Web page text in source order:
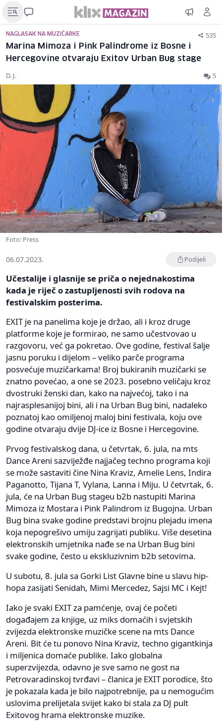
NAGLASAK NA MUZIČARKE 535
Marina Mimoza i Pink Palindrome iz Bosne i
Hercegovine otvaraju Exitov Urban Bug stage
D. J. 5
Foto: Press
06.07.2023. Podijeli
Učestalije i glasnije se priča o nejednakostima
kada je riječ o zastupljenosti svih rodova na
festivalskim posterima.
EXIT je na panelima koje je držao, ali i kroz druge
platforme koje je formirao, ne samo učestvovao u
razgovoru, već ga pokretao. Ove godine, festival šalje
jasnu poruku i dijelom – veliko parče programa
posvećuje muzičarkama! Broj bukiranih muzičarki se
znatno povećao, a one se 2023. posebno veličaju kroz
dvostruki ženski dan, kako na najvećoj, tako i na
najrasplesanijoj bini, ali i na Urban Bug bini, nadaleko
poznatoj kao omiljenoj maloj bini festivala, koju ove
godine otvaraju dvije DJ-ice iz Bosne i Hercegovine.
Prvog festivalskog dana, u četvrtak, 6. jula, na mts
Dance Areni sazviježđe najjačeg techno programa koji
se može sastaviti čine Nina Kraviz, Amelie Lens, Indira
Paganotto, Tijana T, Vylana, Lanna i Miju. U četvrtak, 6.
jula, će na Urban Bug stageu b2b nastupiti Marina
Mimoza iz Mostara i Pink Palindrom iz Bugojna. Urban
Bug bina svake godine predstavi brojnu plejadu imena
koja nepogrešivo umiju zagrijati publiku. Više desetina
elektronskih umjetnika nađe se na Urban Bug bini
svake godine, često u ekskluzivnim b2b setovima.
U subotu, 8. jula sa Gorki List Glavne bine u slavu hip-
hopa zasijati Senidah, Mimi Mercedez, Sajsi MC i Kejt!
Iako je svaki EXIT za pamćenje, ovaj će početi
događajem za knjige, uz miks domaćih i svjetskih
zvijezda elektronske muzičke scene na mts Dance
Areni. Bit će tu ponovo Nina Kraviz, techno gigantkinja
i miljenica domaće publike. Iako globalna
superzvijezda, odavno je sve samo ne gost na
Petrovaradinskoj tvrđavi – članica je EXIT porodice, što
je pokazala kada je bilo najpotrebnije, pa u nemogućim
uslovima prelijetala svijet kako bi stala za DJ pult
Exitovog hrama elektronske muzike.